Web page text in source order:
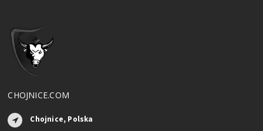
CHOJNICE.COM
Chojnice, Polska